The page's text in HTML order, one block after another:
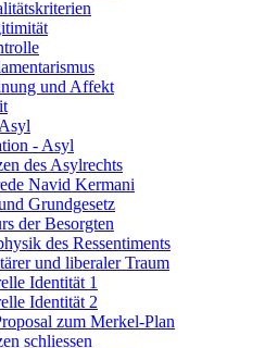
und Affekt
- Asyl
des Asylrechts
Navid Kermani
Grundgesetz
der Besorgten
des Ressentiments
und liberaler Traum
Identität 1
Identität 2
zum Merkel-Plan
schliessen